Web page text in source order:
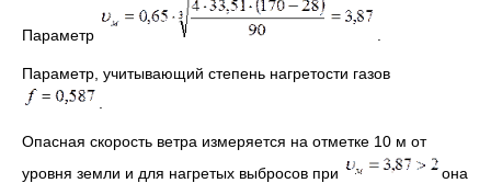
Параметр
Параметр, учитывающий степень нагретости газов
Опасная скорость ветра измеряется на отметке 10 м от
уровня земли и для нагретых выбросов при
она